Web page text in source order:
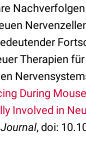
Therapien
During
Involved in
, doi: